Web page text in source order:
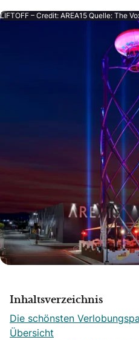
LIFTOFF – Credit: AREA15 Quelle: The
Inhaltsverzeichnis
Die schönsten
Übersicht